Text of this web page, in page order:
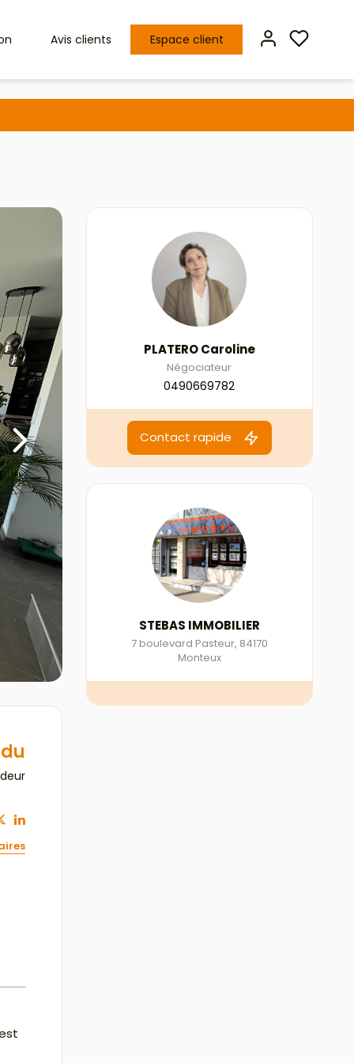
Espace client
Avis clients
PLATERO Caroline
Négociateur
0490669782
Contact rapide
STEBAS IMMOBILIER
7 boulevard Pasteur, 84170
Monteux